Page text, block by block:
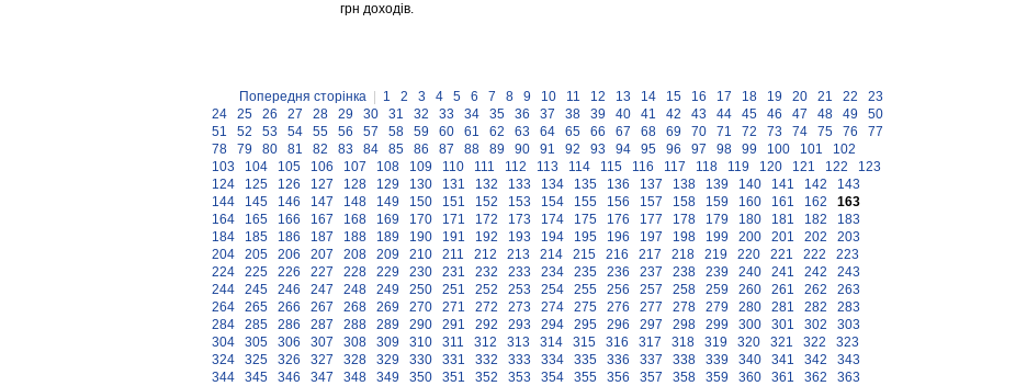
грн доходів.
Попередня сторінка 1 2 3 4 5 6 7 8 9 10 11 12 13 14 15 16 17 18 19 20 21 22
23
24
25 26 27 28 29 30 31 32 33 34 35 36 37 38 39 40 41 42 43 44 45 46 47 48 49
50
51
52 53 54 55 56 57 58 59 60 61 62 63 64 65 66 67 68 69 70 71 72 73 74 75 76
77
78
79 80 81 82 83 84 85 86 87 88 89 90 91 92 93 94 95 96 97 98 99 100 101
102
103
104 105 106 107 108 109 110 111 112 113 114 115 116 117 118 119 120 121 122
123
124
125 126 127 128 129 130 131 132 133 134 135 136 137 138 139 140 141 142
143
144
145 146 147 148 149 150 151 152 153 154 155 156 157 158 159 160 161 162
163
164
165 166 167 168 169 170 171 172 173 174 175 176 177 178 179 180 181 182
183
184
185 186 187 188 189 190 191 192 193 194 195 196 197 198 199 200 201 202
203
204
205 206 207 208 209 210 211 212 213 214 215 216 217 218 219 220 221 222
223
224
225 226 227 228 229 230 231 232 233 234 235 236 237 238 239 240 241 242
243
244
245 246 247 248 249 250 251 252 253 254 255 256 257 258 259 260 261 262
263
264
265 266 267 268 269 270 271 272 273 274 275 276 277 278 279 280 281 282
283
284
285 286 287 288 289 290 291 292 293 294 295 296 297 298 299 300 301 302
303
304
305 306 307 308 309 310 311 312 313 314 315 316 317 318 319 320 321 322
323
324
325 326 327 328 329 330 331 332 333 334 335 336 337 338 339 340 341 342
343
344
345 346 347 348 349 350 351 352 353 354 355 356 357 358 359 360 361 362
363